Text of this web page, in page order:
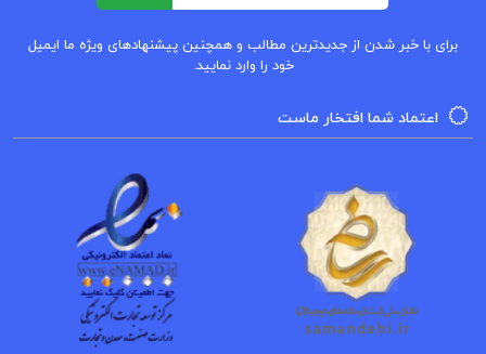
برای با خبر شدن از جدیدترین مطالب و همچنین پیشنهادهای ویژه ما ایمیل
خود را وارد نمایید.
اعتماد شما افتخار ماست